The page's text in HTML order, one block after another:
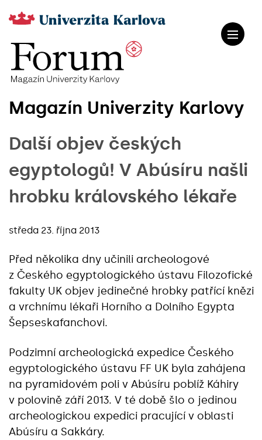
Magazín Univerzity Karlovy
Další objev českých
egyptologů! V Abúsíru našli
hrobku královského lékaře
středa 23. října 2013
Před několika dny učinili archeologové
z Českého egyptologického ústavu Filozofické
fakulty UK objev jedinečné hrobky patřící knězi
a vrchnímu lékaři Horního a Dolního Egypta
Šepseskafanchovi.
Podzimní archeologická expedice Českého
egyptologického ústavu FF UK byla zahájena
na pyramidovém poli v Abúsíru poblíž Káhiry
v polovině září 2013. V té době šlo o jedinou
archeologickou expedici pracující v oblasti
Abúsíru a Sakkáry.